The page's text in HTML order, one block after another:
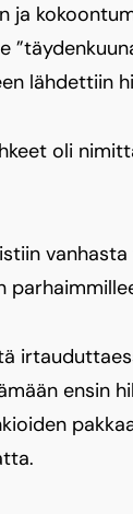
ja
lähdettiin
oli
ensin